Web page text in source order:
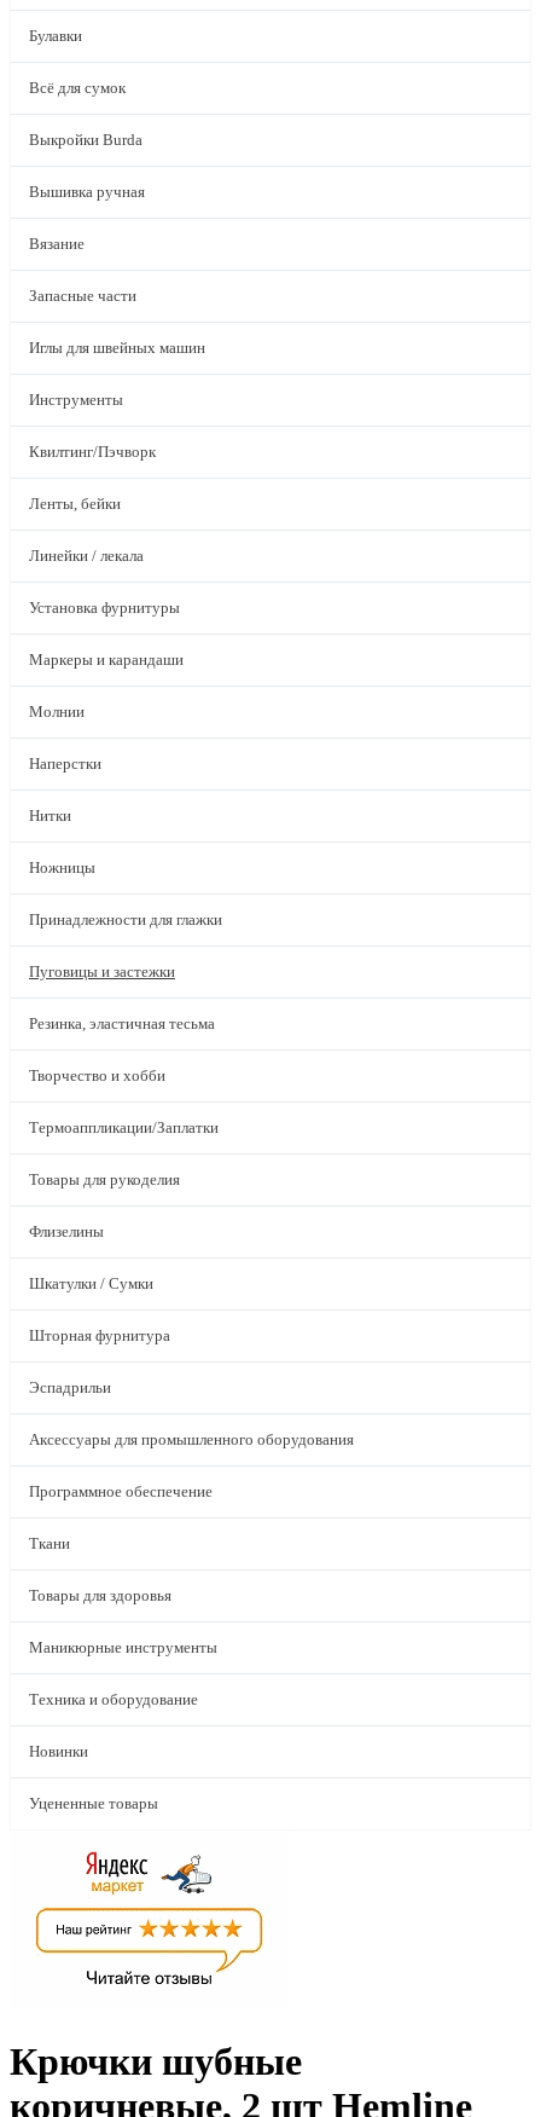
Булавки
Всё для сумок
Выкройки Burda
Вышивка ручная
Вязание
Запасные части
Иглы для швейных машин
Инструменты
Квилтинг/Пэчворк
Ленты, бейки
Линейки / лекала
Установка фурнитуры
Маркеры и карандаши
Молнии
Наперстки
Нитки
Ножницы
Принадлежности для глажки
Пуговицы и застежки
Резинка, эластичная тесьма
Творчество и хобби
Термоаппликации/Заплатки
Товары для рукоделия
Флизелины
Шкатулки / Сумки
Шторная фурнитура
Эспадрильи
Аксессуары для промышленного оборудования
Программное обеспечение
Ткани
Товары для здоровья
Маникюрные инструменты
Техника и оборудование
Новинки
Уцененные товары
Крючки шубные
коричневые, 2 шт Hemline